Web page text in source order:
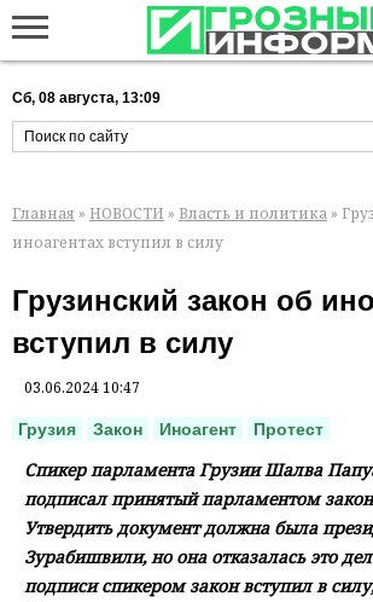
Сб, 08 августа, 13:09
Главная » НОВОСТИ » Власть и политика »
иноагентах вступил в силу
Грузинский закон об
вступил в силу
03.06.2024 10:47
Грузия Закон Иноагент Протест
Спикер парламента Грузии Шалва
подписал принятый парламентом закон
Утвердить документ должна была
Зурабишвили, но она отказалась это
подписи спикером закон вступил в